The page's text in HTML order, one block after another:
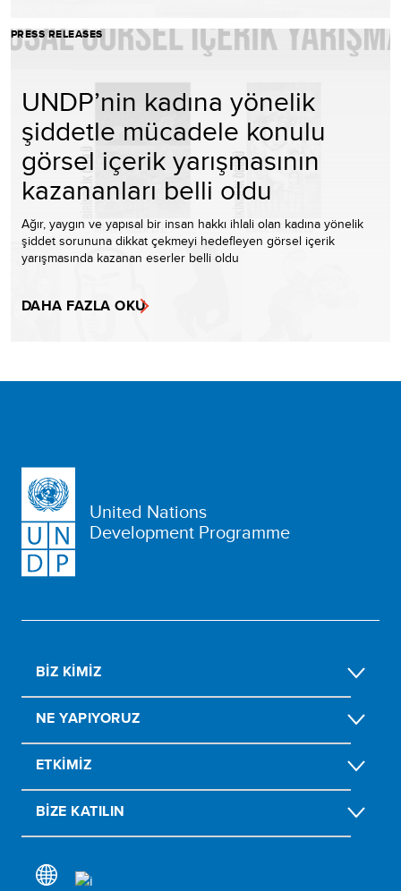
PRESS RELEASES
UNDP’nin kadına yönelik
şiddetle mücadele konulu
görsel içerik yarışmasının
kazananları belli oldu
Ağır, yaygın ve yapısal bir insan hakkı ihlali olan kadına yönelik
şiddet sorununa dikkat çekmeyi hedefleyen görsel içerik
yarışmasında kazanan eserler belli oldu
DAHA FAZLA OKU
United Nations
Development Programme
BIZ KIMIZ
NE YAPIYORUZ
ETKIMIZ
BIZE KATILIN